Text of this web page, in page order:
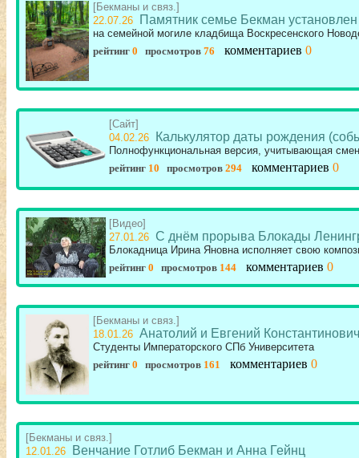
[Бекманы и связ.]
22.07.26
Памятник семье Бекман установлен
на семейной могиле кладбища Воскресенского
рейтинг 0 просмотров 76 комментариев 0
[Сайт]
04.02.26
Калькулятор даты рождения
Полнофункциональная версия, учитывающая
рейтинг 10 просмотров 294 комментариев 0
[Видео]
27.01.26 С днём прорыва Блокады
Блокадница Ирина Яновна исполняет свою
рейтинг 0 просмотров 144 комментариев 0
[Бекманы и связ.]
18.01.26 Анатолий и Евгений
Студенты Императорского СПб Университета
рейтинг 0 просмотров 161 комментариев 0
[Бекманы и связ.]
12.01.26
Венчание Готлиб Бекман и Анна Гейнц